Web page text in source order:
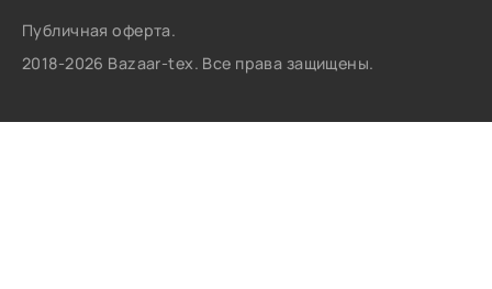
Публичная оферта.
2018-2026 Bazaar-tex. Все права защищены.